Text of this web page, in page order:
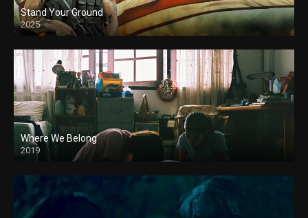
Stand Your Ground
2025
Where We Belong
2019